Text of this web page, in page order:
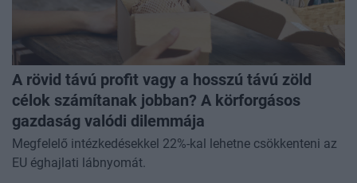
A rövid távú profit vagy a hosszú távú zöld
célok számítanak jobban? A körforgásos
gazdaság valódi dilemmája
Megfelelő intézkedésekkel 22%-kal lehetne csökkenteni az
EU éghajlati lábnyomát.